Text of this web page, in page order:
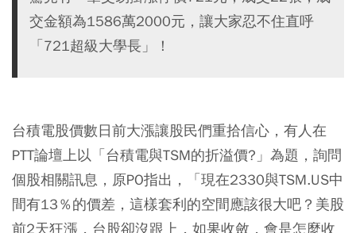
交金額為1586萬2000元，讓大家忍不住直呼
「721超級大學長」！
台積電股價數日前大漲讓股民們重拾信心，有人在
PTT論壇上以「台積電與TSM的折溢價?」為題，詢問
個股相關訊息，原PO指出，「現在2330與TSM.US中
間有13％的價差，這樣套利的空間應該很大吧？美股
前2天狂漲，台股卻沒跟上，如果收斂，會是怎麼收